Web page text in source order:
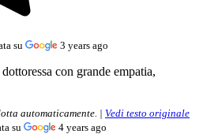
su 3 years ago
con grande empatia,
automaticamente. | Vedi testo originale
su 4 years ago